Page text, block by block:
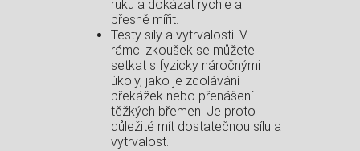
ruku a dokázat rychle a
přesně mířit.
Testy síly a vytrvalosti: V
rámci zkoušek se můžete
setkat s fyzicky náročnými
úkoly, jako je zdolávání
překážek nebo přenášení
těžkých břemen. Je proto
důležité mít dostatečnou sílu a
vytrvalost.